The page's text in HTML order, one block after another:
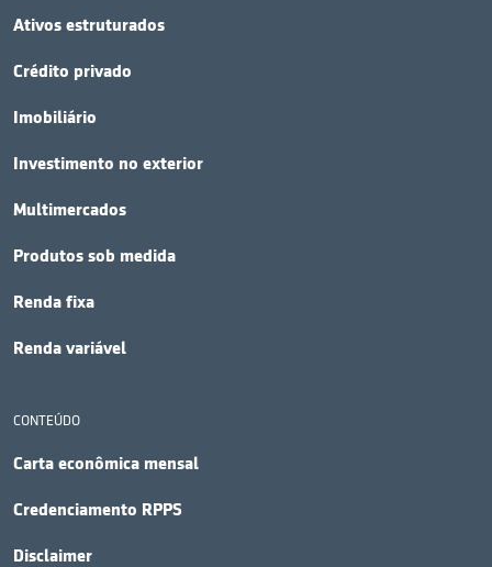
Ativos estruturados
Crédito privado
Imobiliário
Investimento no exterior
Multimercados
Produtos sob medida
Renda fixa
Renda variável
CONTEÚDO
Carta econômica mensal
Credenciamento RPPS
Disclaimer